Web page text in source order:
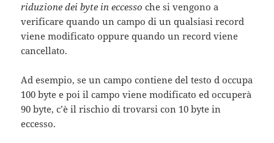
riduzione dei byte in eccesso che si vengono a
verificare quando un campo di un qualsiasi record
viene modificato oppure quando un record viene
cancellato.
Ad esempio, se un campo contiene del testo d occupa
100 byte e poi il campo viene modificato ed occuperà
90 byte, c’è il rischio di trovarsi con 10 byte in
eccesso.